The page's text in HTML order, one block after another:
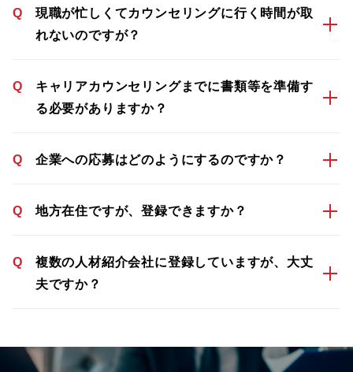
Q
現職が忙しくてカウンセリングに行く時間が取
れないのですが？
Q
キャリアカウンセリングまでに書類等を準備す
る必要がありますか？
Q 企業への応募はどのようにするのですか？
Q 地方在住ですが、登録できますか？
Q
複数の人材紹介会社に登録していますが、大丈
夫ですか？